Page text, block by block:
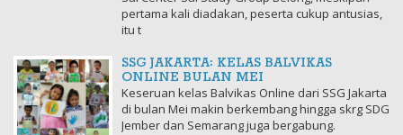
pertama kali diadakan, peserta cukup antusias,
itu t
SSG JAKARTA: KELAS BALVIKAS
ONLINE BULAN MEI
Keseruan kelas Balvikas Online dari SSG Jakarta
di bulan Mei makin berkembang hingga skrg SDG
Jember dan Semarang juga bergabung.